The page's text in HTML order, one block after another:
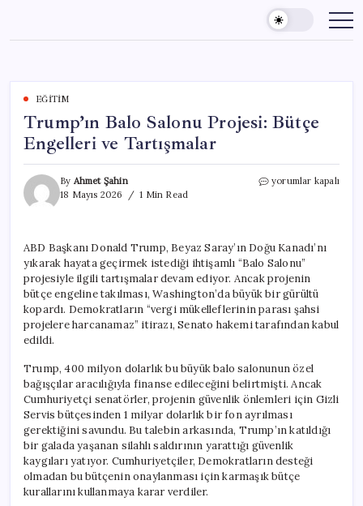
content
EĞITIM
Trump’ın Balo Salonu Projesi: Bütçe
Engelleri ve Tartışmalar
By Ahmet Şahin
18 Mayıs 2026
1 Min Read
Trump’ın
Engelleri
ve
Tartışmalar
için
yorumlar kapalı
ABD Başkanı Donald Trump, Beyaz Saray’ın Doğu Kanadı’nı
yıkarak hayata geçirmek istediği ihtişamlı “Balo Salonu”
projesiyle ilgili tartışmalar devam ediyor. Ancak projenin
bütçe engeline takılması, Washington’da büyük bir gürültü
kopardı. Demokratların “vergi mükelleflerinin parası şahsi
projelere harcanamaz” itirazı, Senato hakemi tarafından kabul
edildi.
Trump, 400 milyon dolarlık bu büyük balo salonunun özel
bağışçılar aracılığıyla finanse edileceğini belirtmişti. Ancak
Cumhuriyetçi senatörler, projenin güvenlik önlemleri için Gizli
Servis bütçesinden 1 milyar dolarlık bir fon ayrılması
gerektiğini savundu. Bu talebin arkasında, Trump’ın katıldığı
bir galada yaşanan silahlı saldırının yarattığı güvenlik
kaygıları yatıyor. Cumhuriyetçiler, Demokratların desteği
olmadan bu bütçenin onaylanması için karmaşık bütçe
kurallarını kullanmaya karar verdiler.